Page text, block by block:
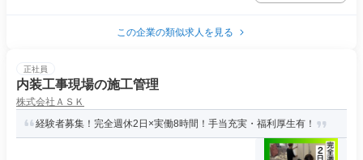
この企業の類似求人を見る
正社員
内装工事現場の施工管理
株式会社ＡＳＫ
経験者募集！完全週休2日×実働8時間！手当充実・福利厚生有！